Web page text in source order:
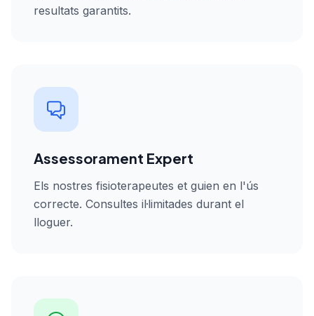
resultats garantits.
Assessorament Expert
Els nostres fisioterapeutes et guien en l'ús
correcte. Consultes il·limitades durant el
lloguer.